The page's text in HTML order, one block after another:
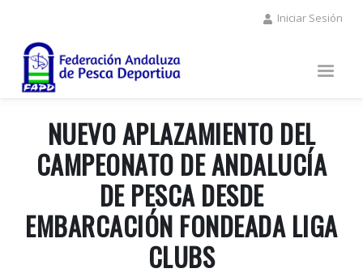
contenido
principal
Iniciar Sesión
NUEVO APLAZAMIENTO DEL
CAMPEONATO DE ANDALUCÍA
DE PESCA DESDE
EMBARCACIÓN FONDEADA LIGA
CLUBS